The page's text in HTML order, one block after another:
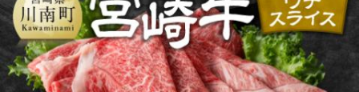
TOP 肉 牛肉 黒毛和牛 【令和8年10月発送】宮崎牛
TOP 肉 牛肉 すき焼き(牛肉) 【令和8年10月発送】